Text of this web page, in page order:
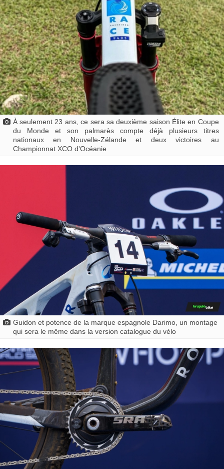
À seulement 23 ans, ce sera sa deuxième saison Élite en Coupe
du Monde et son palmarès compte déjà plusieurs titres
nationaux en Nouvelle-Zélande et deux victoires au
Championnat XCO d'Océanie
Guidon et potence de la marque espagnole Darimo, un montage
qui sera le même dans la version catalogue du vélo